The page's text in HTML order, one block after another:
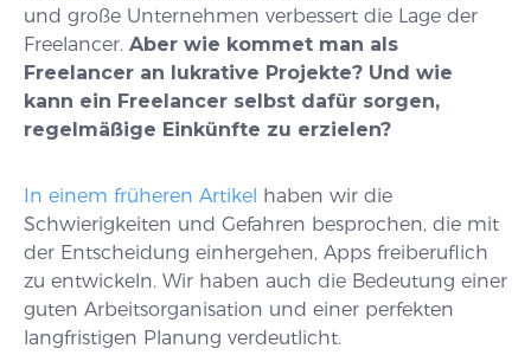
und große Unternehmen verbessert die Lage der
Freelancer. Aber wie kommet man als
Freelancer an lukrative Projekte? Und wie
kann ein Freelancer selbst dafür sorgen,
regelmäßige Einkünfte zu erzielen?
In einem früheren Artikel haben wir die
Schwierigkeiten und Gefahren besprochen, die mit
der Entscheidung einhergehen, Apps freiberuflich
zu entwickeln. Wir haben auch die Bedeutung einer
guten Arbeitsorganisation und einer perfekten
langfristigen Planung verdeutlicht.